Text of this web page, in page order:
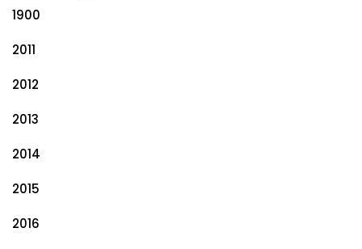
1900
2011
2012
2013
2014
2015
2016